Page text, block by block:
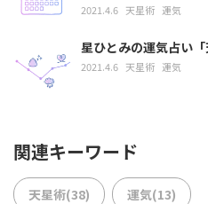
2021.4.6 天星術 運気
星ひとみの運気占い
2021.4.6 天星術 運気
関連キーワード
天星術(38) 運気(13)